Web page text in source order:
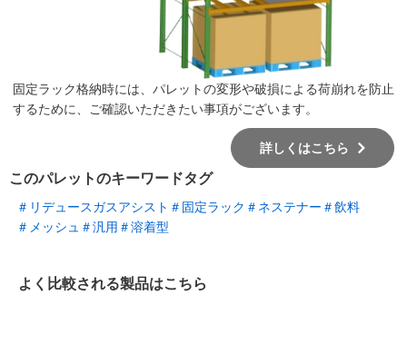
固定ラック格納時には、パレットの変形や破損による荷崩れを防止
するために、ご確認いただきたい事項がございます。
詳しくはこちら
このパレットのキーワードタグ
＃リデュースガスアシスト ＃固定ラック ＃ネステナー ＃飲料
＃メッシュ ＃汎用 ＃溶着型
よく比較される製品はこちら